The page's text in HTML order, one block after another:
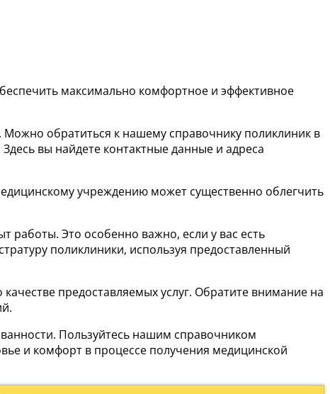
максимально комфортное и эффективное
обратиться к нашему справочнику поликлиник в
вы найдете контактные данные и адреса
учреждению может существенно облегчить
Это особенно важно, если у вас есть
поликлиники, используя предоставленный
предоставляемых услуг. Обратите внимание на
Пользуйтесь нашим справочником
и комфорт в процессе получения медицинской